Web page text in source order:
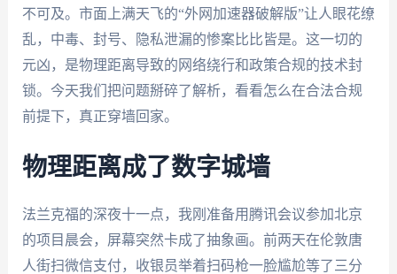
不可及。市面上满天飞的“外网加速器破解版”让人眼花缭
乱，中毒、封号、隐私泄漏的惨案比比皆是。这一切的
元凶，是物理距离导致的网络绕行和政策合规的技术封
锁。今天我们把问题掰碎了解析，看看怎么在合法合规
前提下，真正穿墙回家。
物理距离成了数字城墙
法兰克福的深夜十一点，我刚准备用腾讯会议参加北京
的项目晨会，屏幕突然卡成了抽象画。前两天在伦敦唐
人街扫微信支付，收银员举着扫码枪一脸尴尬等了三分